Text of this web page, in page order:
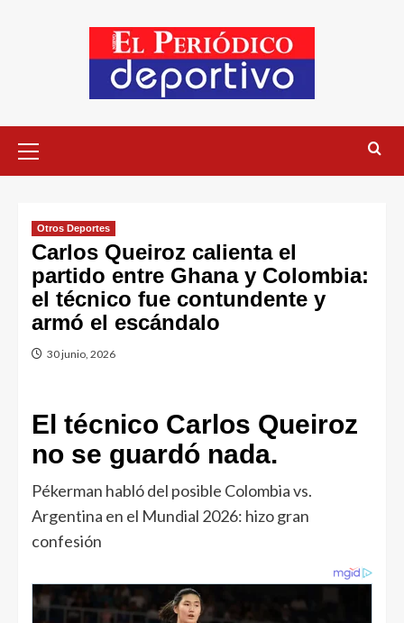
Otros Deportes
Carlos Queiroz calienta el
partido entre Ghana y Colombia:
el técnico fue contundente y
armó el escándalo
30 junio, 2026
El técnico Carlos Queiroz
no se guardó nada.
Pékerman habló del posible Colombia vs.
Argentina en el Mundial 2026: hizo gran
confesión